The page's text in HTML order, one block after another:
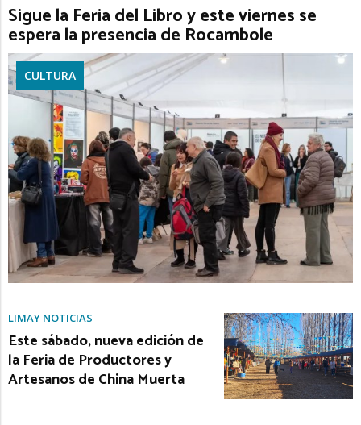
Sigue la Feria del Libro y este viernes se
espera la presencia de Rocambole
CULTURA
LIMAY NOTICIAS
Este sábado, nueva edición de
la Feria de Productores y
Artesanos de China Muerta